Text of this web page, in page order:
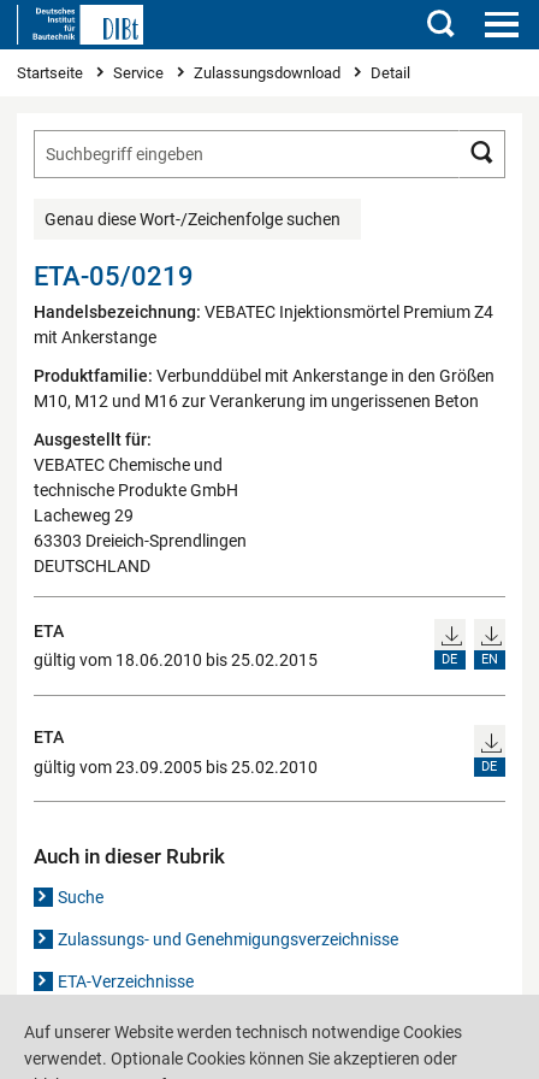
Suchen
Sie sind hier
Startseite Service Zulassungsdownload Detail
Genau diese Wort-/Zeichenfolge suchen
ETA-05/0219
Handelsbezeichnung: VEBATEC Injektionsmörtel Premium Z4
mit Ankerstange
Produktfamilie: Verbunddübel mit Ankerstange in den Größen
M10, M12 und M16 zur Verankerung im ungerissenen Beton
Ausgestellt für:
VEBATEC Chemische und
technische Produkte GmbH
Lacheweg 29
63303 Dreieich-Sprendlingen
DEUTSCHLAND
ETA
gültig vom 18.06.2010 bis 25.02.2015
DE EN
ETA
gültig vom 23.09.2005 bis 25.02.2010
DE
Auch in dieser Rubrik
Suche
Zulassungs- und Genehmigungsverzeichnisse
ETA-Verzeichnisse
Gutachten-Verzeichnis
Auf unserer Website werden technisch notwendige Cookies
verwendet. Optionale Cookies können Sie akzeptieren oder